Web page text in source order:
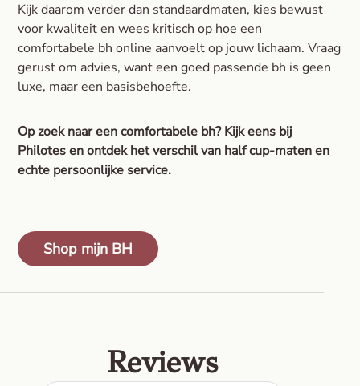
Kijk daarom verder dan standaardmaten, kies bewust
voor kwaliteit en wees kritisch op hoe een
comfortabele bh online aanvoelt op jouw lichaam. Vraag
gerust om advies, want een goed passende bh is geen
luxe, maar een basisbehoefte.
Op zoek naar een comfortabele bh? Kijk eens bij
Philotes en ontdek het verschil van half cup-maten en
echte persoonlijke service.
Shop mijn BH
Reviews